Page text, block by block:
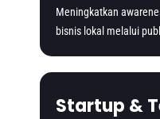
Meningkatkan
bisnis lokal melalui
Startup &